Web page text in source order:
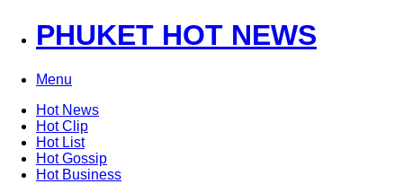
PHUKET HOT NEWS
Menu
HotNews
HotClip
HotList
HotGossip
HotBusiness